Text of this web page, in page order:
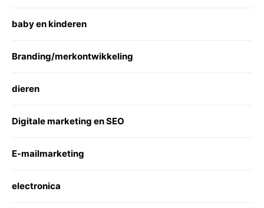
baby en kinderen
Branding/merkontwikkeling
dieren
Digitale marketing en SEO
E-mailmarketing
electronica